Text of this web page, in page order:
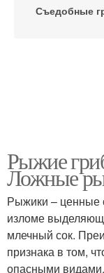
Съедобные
Рыжие
Ложные
Рыжики – ценные
изломе
млечный сок.
признака в том,
опасными видами.